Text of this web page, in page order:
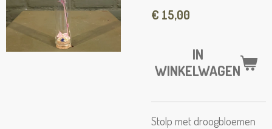
€ 15,00
IN
WINKELWAGEN
Stolp met droogbloemen